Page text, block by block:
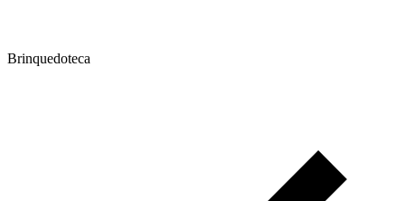
Brinquedoteca